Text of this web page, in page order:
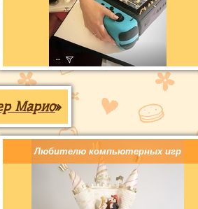
Марио»
Любителю компьютерных игр